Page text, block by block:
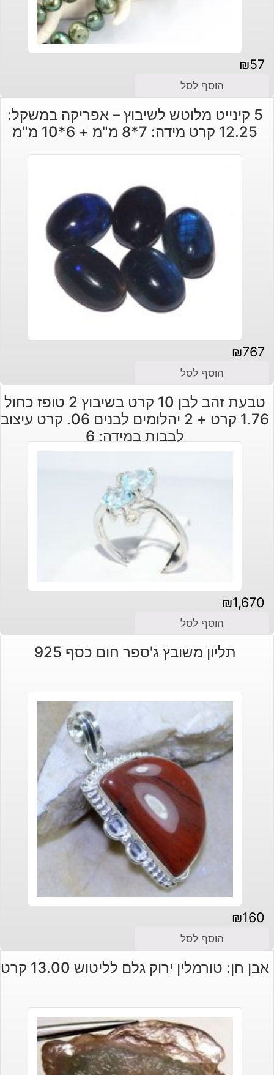
₪57
הוסף לסל
5 קינייט מלוטש לשיבוץ – אפריקה במשקל:
12.25 קרט מידה: 7*8 מ"מ + 6*10 מ"מ
₪767
הוסף לסל
טבעת זהב לבן 10 קרט בשיבוץ 2 טופז כחול
1.76 קרט + 2 יהלומים לבנים 06. קרט עיצוב
לבבות במידה: 6
₪1,670
הוסף לסל
תליון משובץ ג'ספר חום כסף 925
₪160
הוסף לסל
אבן חן: טורמלין ירוק גלם לליטוש 13.00 קרט